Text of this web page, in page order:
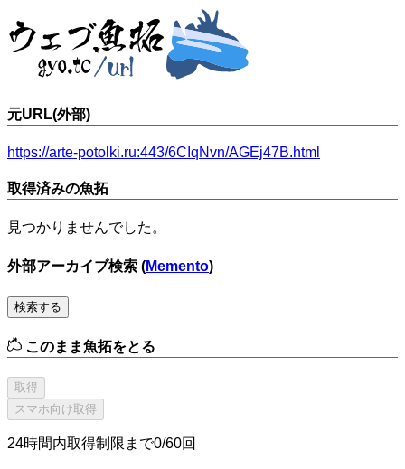
元URL(外部)
https://arte-potolki.ru:443/6CIqNvn/AGEj47B.html
取得済みの魚拓
見つかりませんでした。
外部アーカイブ検索 (Memento)
検索する
このまま魚拓をとる
24時間内取得制限まで0/60回